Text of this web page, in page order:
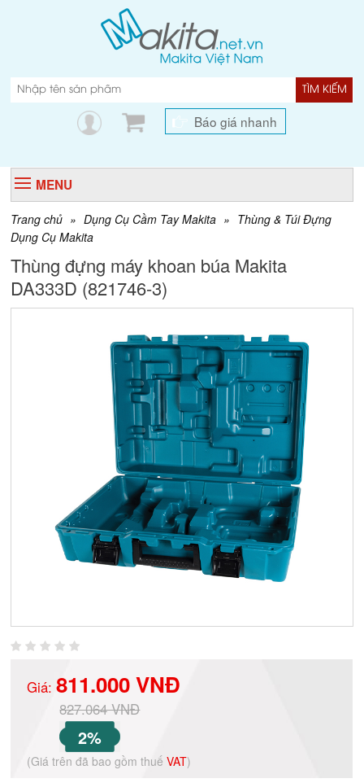
TÌM KIẾM
Báo giá nhanh
MENU
Trang chủ » Dụng Cụ Cầm Tay Makita » Thùng & Túi Đựng
Dụng Cụ Makita
Thùng đựng máy khoan búa Makita
DA333D (821746-3)
Giá:811.000 VNĐ
827.064 VNĐ
2%
(Giá trên đã bao gồm thuếVAT)